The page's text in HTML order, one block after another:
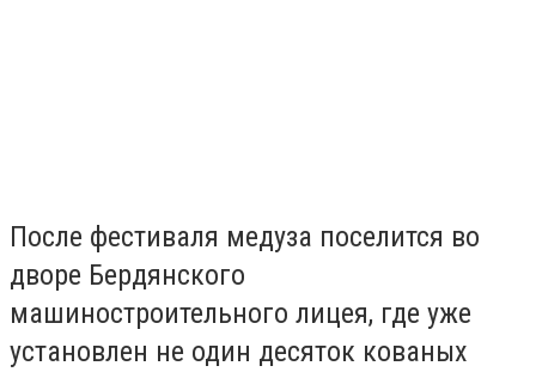
После фестиваля медуза поселится во
дворе Бердянского
машиностроительного лицея, где уже
установлен не один десяток кованых